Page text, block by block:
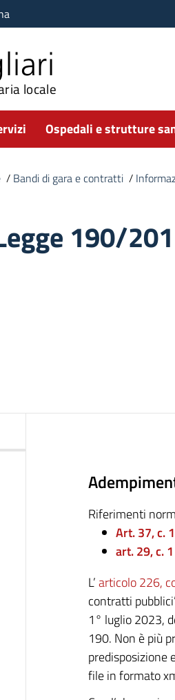
locale
Ospedali e strutture
/ Bandi di gara e contratti /
190/
Riferimenti
Art. 37, c.
art. 29, c.
L’articolo 226,
contratti
1° luglio 2023,
190. Non è più
predisposizione
file in formato